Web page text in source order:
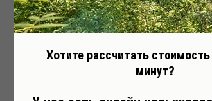
Возможно,
заинтересуют
Хотите рассчитать
минут?